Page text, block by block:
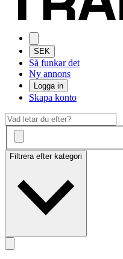
SEK
Så funkar det
Ny annons
Logga in
Skapa konto
Filtrera efter kategori